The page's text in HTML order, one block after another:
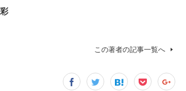
この著者の記事一覧へ